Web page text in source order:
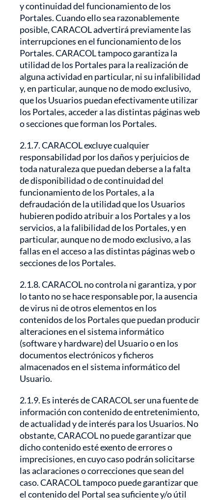
y continuidad del funcionamiento de los
Portales. Cuando ello sea razonablemente
posible, CARACOL advertirá previamente las
interrupciones en el funcionamiento de los
Portales. CARACOL tampoco garantiza la
utilidad de los Portales para la realización de
alguna actividad en particular, ni su infalibilidad
y, en particular, aunque no de modo exclusivo,
que los Usuarios puedan efectivamente utilizar
los Portales, acceder a las distintas páginas web
o secciones que forman los Portales.
2.1.7. CARACOL excluye cualquier
responsabilidad por los daños y perjuicios de
toda naturaleza que puedan deberse a la falta
de disponibilidad o de continuidad del
funcionamiento de los Portales, a la
defraudación de la utilidad que los Usuarios
hubieren podido atribuir a los Portales y a los
servicios, a la falibilidad de los Portales, y en
particular, aunque no de modo exclusivo, a las
fallas en el acceso a las distintas páginas web o
secciones de los Portales.
2.1.8. CARACOL no controla ni garantiza, y por
lo tanto no se hace responsable por, la ausencia
de virus ni de otros elementos en los
contenidos de los Portales que puedan producir
alteraciones en el sistema informático
(software y hardware) del Usuario o en los
documentos electrónicos y ficheros
almacenados en el sistema informático del
Usuario.
2.1.9. Es interés de CARACOL ser una fuente de
información con contenido de entretenimiento,
de actualidad y de interés para los Usuarios. No
obstante, CARACOL no puede garantizar que
dicho contenido esté exento de errores o
imprecisiones, en cuyo caso podrán solicitarse
las aclaraciones o correcciones que sean del
caso. CARACOL tampoco puede garantizar que
el contenido del Portal sea suficiente y/o útil